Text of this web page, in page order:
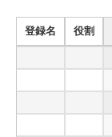
登録名 役割